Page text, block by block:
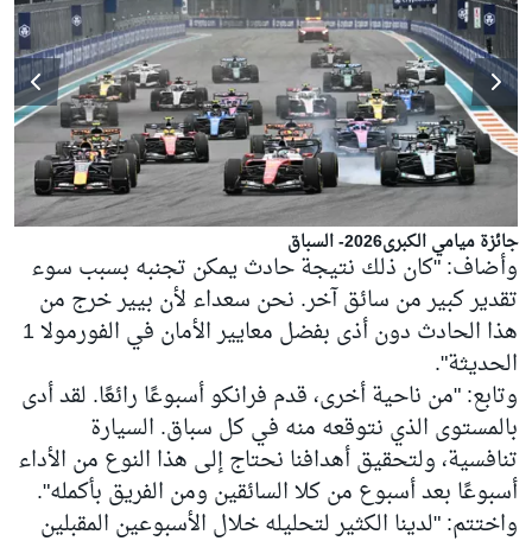
جائزة ميامي الكبرى2026- السباق
وأضاف: "كان ذلك نتيجة حادث يمكن تجنبه بسبب سوء
تقدير كبير من سائق آخر. نحن سعداء لأن بيير خرج من
هذا الحادث دون أذى بفضل معايير الأمان في الفورمولا 1
الحديثة".
وتابع: "من ناحية أخرى، قدم فرانكو أسبوعًا رائعًا. لقد أدى
بالمستوى الذي نتوقعه منه في كل سباق. السيارة
تنافسية، ولتحقيق أهدافنا نحتاج إلى هذا النوع من الأداء
أسبوعًا بعد أسبوع من كلا السائقين ومن الفريق بأكمله".
واختتم: "لدينا الكثير لتحليله خلال الأسبوعين المقبلين